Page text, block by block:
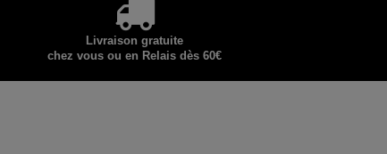
Livraison gratuite
chez vous ou en Relais dès 60€